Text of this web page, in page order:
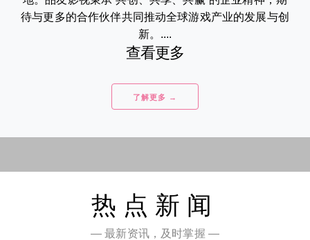
待与更多的合作伙伴共同推动全球游戏产业的发展与创
新。....
查看更多
了解更多 →
热点新闻
— 最新资讯，及时掌握 —